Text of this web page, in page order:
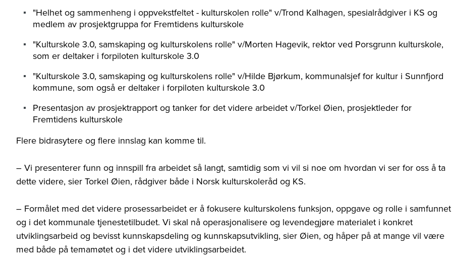
"Helhet og sammenheng i oppvekstfeltet - kulturskolen rolle" v/Trond Kalhagen, spesialrådgiver i KS og
medlem av prosjektgruppa for Fremtidens kulturskole
"Kulturskole 3.0, samskaping og kulturskolens rolle" v/Morten Hagevik, rektor ved Porsgrunn kulturskole,
som er deltaker i forpiloten kulturskole 3.0
"Kulturskole 3.0, samskaping og kulturskolens rolle" v/Hilde Bjørkum, kommunalsjef for kultur i Sunnfjord
kommune, som også er deltaker i forpiloten kulturskole 3.0
Presentasjon av prosjektrapport og tanker for det videre arbeidet v/Torkel Øien, prosjektleder for
Fremtidens kulturskole
Flere bidrasytere og flere innslag kan komme til.
– Vi presenterer funn og innspill fra arbeidet så langt, samtidig som vi vil si noe om hvordan vi ser for oss å ta
dette videre, sier Torkel Øien, rådgiver både i Norsk kulturskoleråd og KS.
– Formålet med det videre prosessarbeidet er å fokusere kulturskolens funksjon, oppgave og rolle i samfunnet
og i det kommunale tjenestetilbudet. Vi skal nå operasjonalisere og levendegjøre materialet i konkret
utviklingsarbeid og bevisst kunnskapsdeling og kunnskapsutvikling, sier Øien, og håper på at mange vil være
med både på temamøtet og i det videre utviklingsarbeidet.